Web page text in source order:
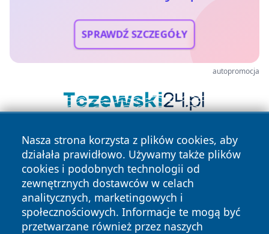
SPRAWDŹ SZCZEGÓŁY
autopromocja
Nasza strona korzysta z plików cookies, aby
działała prawidłowo. Używamy także plików
cookies i podobnych technologii od
zewnętrznych dostawców w celach
analitycznych, marketingowych i
społecznościowych. Informacje te mogą być
przetwarzane również przez naszych
Copyright © 2026 naszkedzierzyn.pl Wszystkie prawa
zastrzeżone.